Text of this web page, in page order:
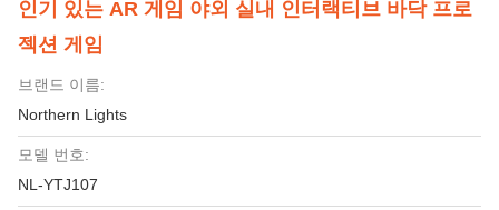
인기 있는 AR 게임 야외 실내 인터랙티브 바닥 프로
젝션 게임
브랜드 이름:
Northern Lights
모델 번호:
NL-YTJ107